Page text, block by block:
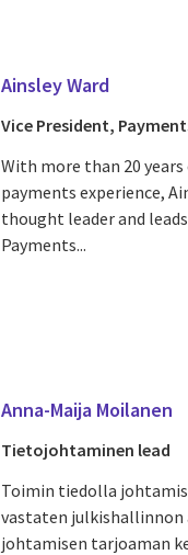
Ainsley Ward
Vice President,
With more than 20
payments experience,
thought leader and
Payments...
Anna-Maija Moilanen
Tietojohtaminen lead
Toimin tiedolla
vastaten julkishallinnon
johtamisen tarjoaman